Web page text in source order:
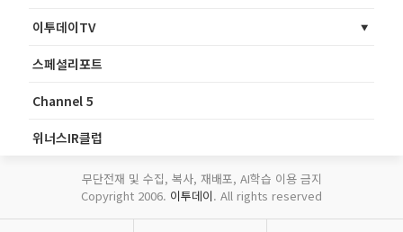
이투데이TV
스페셜리포트
Channel 5
위너스IR클럽
무단전재 및 수집, 복사, 재배포, AI학습 이용 금지
Copyright 2006. 이투데이. All rights reserved